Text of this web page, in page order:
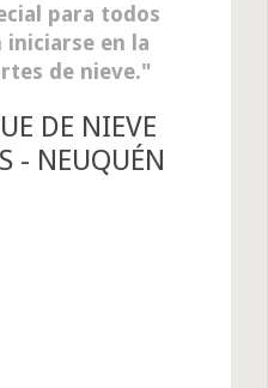
para todos
iniciarse en la
de nieve.
DE NIEVE
- NEUQUÉN